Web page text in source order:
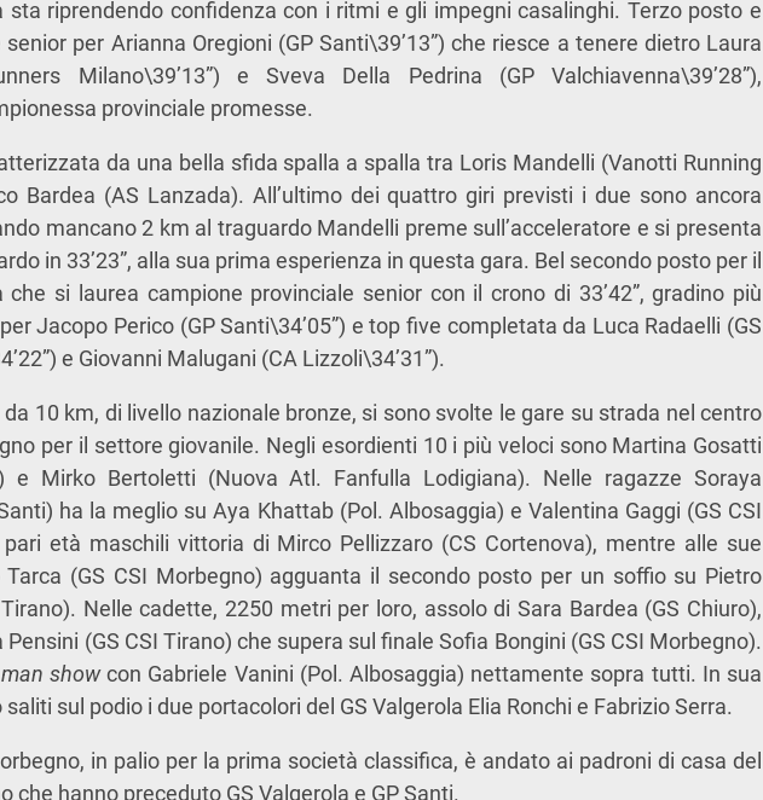
sta riprendendo confidenza con i ritmi e gli impegni casalinghi. Terzo posto e
per Arianna Oregioni (GP Santi\39’13”) che riesce a tenere dietro Laura
Milano\39’13”) e Sveva Della Pedrina (GP Valchiavenna\39’28”),
provinciale promesse.
da una bella sfida spalla a spalla tra Loris Mandelli (Vanotti Running
Bardea (AS Lanzada). All’ultimo dei quattro giri previsti i due sono ancora
mancano 2 km al traguardo Mandelli preme sull’acceleratore e si presenta
in 33’23”, alla sua prima esperienza in questa gara. Bel secondo posto per il
che si laurea campione provinciale senior con il crono di 33’42”, gradino più
Jacopo Perico (GP Santi\34’05”) e top five completata da Luca Radaelli (GS
e Giovanni Malugani (CA Lizzoli\34’31”).
10 km, di livello nazionale bronze, si sono svolte le gare su strada nel centro
per il settore giovanile. Negli esordienti 10 i più veloci sono Martina Gosatti
e Mirko Bertoletti (Nuova Atl. Fanfulla Lodigiana). Nelle ragazze Soraya
ha la meglio su Aya Khattab (Pol. Albosaggia) e Valentina Gaggi (GS CSI
età maschili vittoria di Mirco Pellizzaro (CS Cortenova), mentre alle sue
Tarca (GS CSI Morbegno) agguanta il secondo posto per un soffio su Pietro
Nelle cadette, 2250 metri per loro, assolo di Sara Bardea (GS Chiuro),
Pensini (GS CSI Tirano) che supera sul finale Sofia Bongini (GS CSI Morbegno).
showcon Gabriele Vanini (Pol. Albosaggia) nettamente sopra tutti. In sua
sul podio i due portacolori del GS Valgerola Elia Ronchi e Fabrizio Serra.
in palio per la prima società classifica, è andato ai padroni di casa del
che hanno preceduto GS Valgerola e GP Santi.